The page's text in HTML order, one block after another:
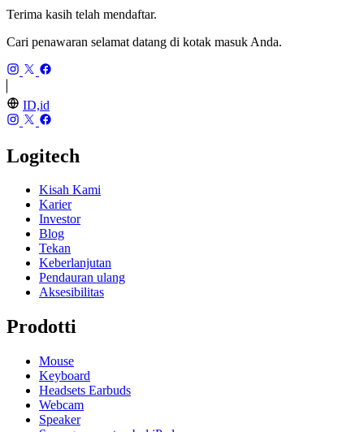
Terima kasih telah mendaftar.
Cari penawaran selamat datang di kotak masuk Anda.
ID,id
Logitech
Kisah Kami
Karier
Investor
Blog
Tekan
Keberlanjutan
Pendauran ulang
Aksesibilitas
Prodotti
Mouse
Keyboard
Headsets Earbuds
Webcam
Speaker